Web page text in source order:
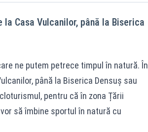
Casa Vulcanilor, până la Biserica
ne putem petrece timpul în natură. În
până la Biserica Densuş sau
pentru că în zona Țării
să îmbine sportul în natură cu